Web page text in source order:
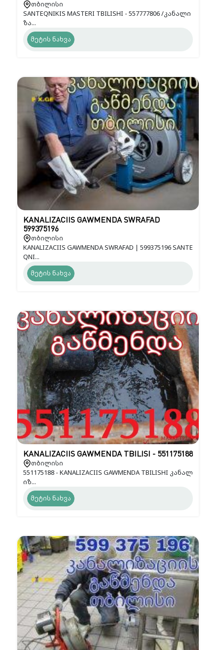
თბილისი
SANTEQNIKIS MASTERI TBILISHI - 557777806 /კანალი
ზა...
მეტის ნახვა
KANALIZACIIS GAWMENDA SWRAFAD
599375196
თბილისი
KANALIZACIIS GAWMENDA SWRAFAD | 599375196 SANTE
QNI...
მეტის ნახვა
KANALIZACIIS GAWMENDA TBILISI - 551175188
თბილისი
551175188 - KANALIZACIIS GAWMENDA TBILISHI კანალ
იზ...
მეტის ნახვა